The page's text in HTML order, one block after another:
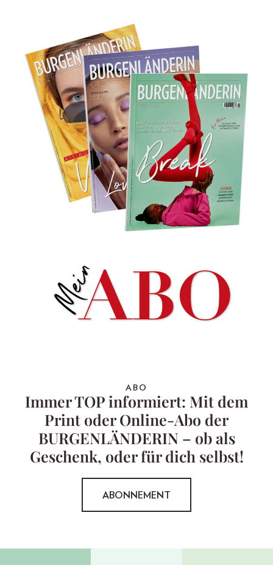
ABO
Immer TOP informiert: Mit dem
Print oder Online-Abo der
BURGENLÄNDERIN – ob als
Geschenk, oder für dich selbst!
ABONNEMENT